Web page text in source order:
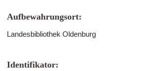
Aufbewahrungsort:
Landesbibliothek Oldenburg
Identifikator: